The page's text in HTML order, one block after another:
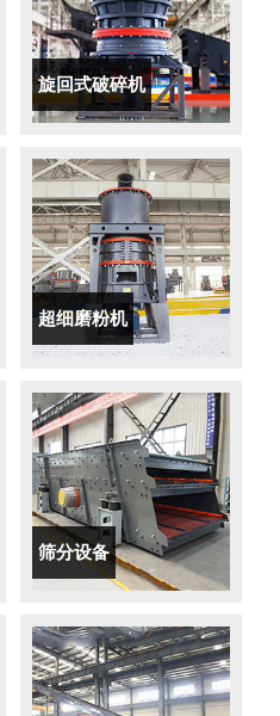
旋回式破碎机
超细磨粉机
筛分设备